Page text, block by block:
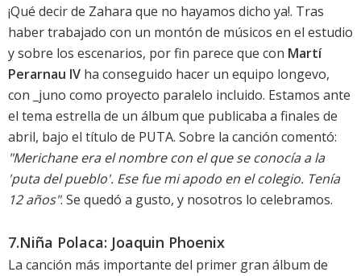
¡Qué decir de Zahara que no hayamos dicho ya!. Tras
haber trabajado con un montón de músicos en el estudio
y sobre los escenarios, por fin parece que con Martí
Perarnau IV ha conseguido hacer un equipo longevo,
con _juno como proyecto paralelo incluido. Estamos ante
el tema estrella de un álbum que publicaba a finales de
abril, bajo el título de PUTA. Sobre la canción comentó:
"Merichane era el nombre con el que se conocía a la
'puta del pueblo'. Ese fue mi apodo en el colegio. Tenía
12 años". Se quedó a gusto, y nosotros lo celebramos.
7.Niña Polaca: Joaquin Phoenix
La canción más importante del primer gran álbum de